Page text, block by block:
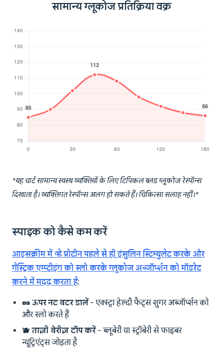
सामान्य ग्लूकोज प्रतिक्रिया वक्र
*यह चार्ट सामान्य स्वस्थ व्यक्तियों के लिए टिपिकल ब्लड ग्लूकोज रेस्पॉन्स
दिखाता है। व्यक्तिगत रेस्पॉन्स अलग हो सकते हैं। चिकित्सा सलाह नहीं।*
स्पाइक को कैसे कम करें
आइसक्रीम में व्हे प्रोटीन पहले से ही इंसुलिन स्टिम्युलेट करके और
गैस्ट्रिक एम्प्टीइंग को स्लो करके ग्लूकोज अब्जॉर्प्शन को मॉडरेट
करने में मदद करता है:
🥜 ऊपर नट बटर डालें- एक्स्ट्रा हेल्दी फैट्स शुगर अब्जॉर्प्शन को
और स्लो करते हैं
🫐 ताज़ी बेरीज़ टॉप करें- ब्लूबेरी या स्ट्रॉबेरी से फाइबर
न्यूट्रिएंट्स जोड़ता है